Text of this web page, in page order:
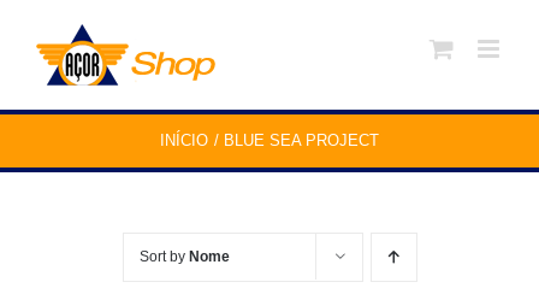
content
INÍCIO BLUE SEA PROJECT
Sort by Nome